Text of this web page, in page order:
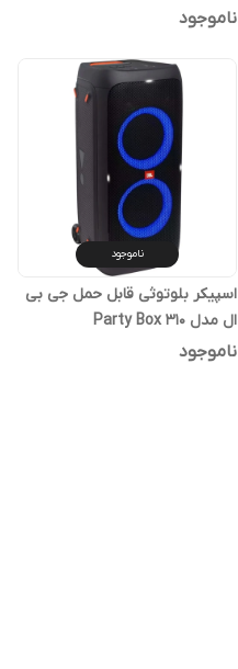
ناموجود
ناموجود
اسپیکر بلوتوثی قابل حمل جی بی
ال مدل Party Box 310
ناموجود